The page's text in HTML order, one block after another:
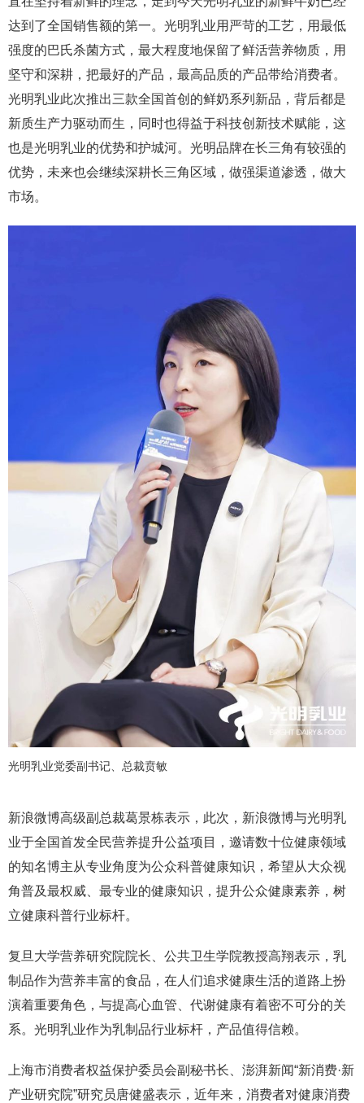
达到了全国销售额的第一。光明乳业用严苛的工艺，用最低
强度的巴氏杀菌方式，最大程度地保留了鲜活营养物质，用
坚守和深耕，把最好的产品，最高品质的产品带给消费者。
光明乳业此次推出三款全国首创的鲜奶系列新品，背后都是
新质生产力驱动而生，同时也得益于科技创新技术赋能，这
也是光明乳业的优势和护城河。光明品牌在长三角有较强的
优势，未来也会继续深耕长三角区域，做强渠道渗透，做大
市场。
光明乳业党委副书记、总裁贲敏
新浪微博高级副总裁葛景栋表示，此次，新浪微博与光明乳
业于全国首发全民营养提升公益项目，邀请数十位健康领域
的知名博主从专业角度为公众科普健康知识，希望从大众视
角普及最权威、最专业的健康知识，提升公众健康素养，树
立健康科普行业标杆。
复旦大学营养研究院院长、公共卫生学院教授高翔表示，乳
制品作为营养丰富的食品，在人们追求健康生活的道路上扮
演着重要角色，与提高心血管、代谢健康有着密不可分的关
系。光明乳业作为乳制品行业标杆，产品值得信赖。
上海市消费者权益保护委员会副秘书长、澎湃新闻“新消费·新
产业研究院”研究员唐健盛表示，近年来，消费者对健康消费